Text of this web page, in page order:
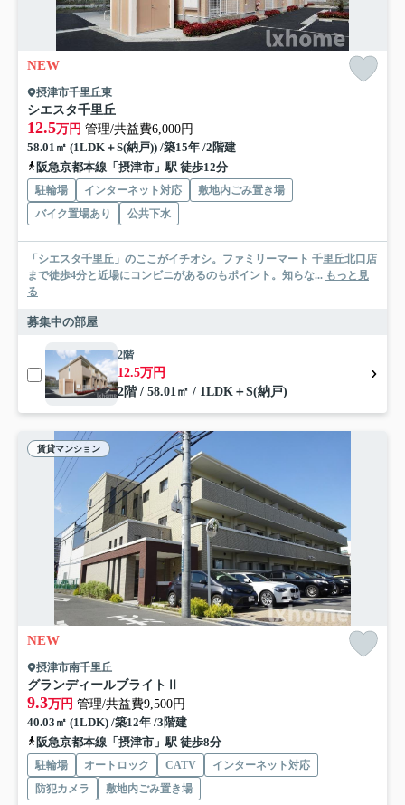
NEW
摂津市千里丘東
シエスタ千里丘
12.5万円 管理/共益費6,000円
58.01㎡ (1LDK＋S(納戸)) /築15年 /2階建
阪急京都本線「摂津市」駅 徒歩12分
駐輪場 インターネット対応
敷地内ごみ置き場
バイク置場あり
公共下水
「シエスタ千里丘」のここがイチオシ。ファミリーマート 千里丘北口店
まで徒歩4分と近場にコンビニがあるのもポイント。知らな... もっと見
る
募集中の部屋
2階
12.5万円
2階 / 58.01㎡ / 1LDK＋S(納戸)
賃貸マンション
NEW
摂津市南千里丘
グランディールブライトⅡ
9.3万円 管理/共益費9,500円
40.03㎡ (1LDK) /築12年 /3階建
阪急京都本線「摂津市」駅 徒歩8分
駐輪場 オートロック CATV
インターネット対応
防犯カメラ
敷地内ごみ置き場